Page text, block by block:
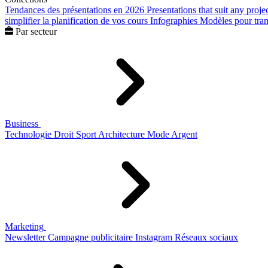
Tendances des présentations en 2026 Presentations that suit any
simplifier la planification de vos cours Infographies Modèles pour
Par secteur
Business
Technologie Droit Sport Architecture Mode Argent
Marketing
Newsletter Campagne publicitaire Instagram Réseaux sociaux